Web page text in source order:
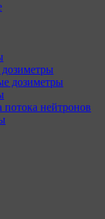
дозиметры
нейтронов